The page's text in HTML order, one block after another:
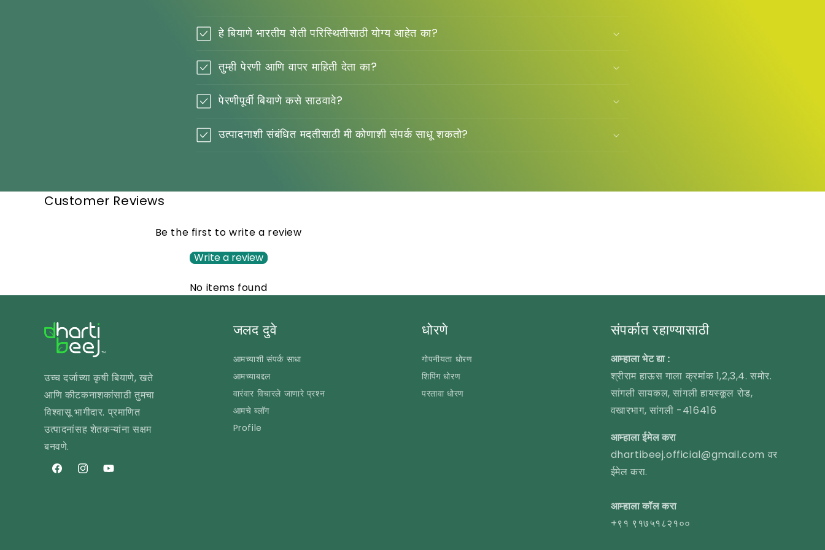
हे बियाणे भारतीय शेती परिस्थितीसाठी योग्य आहेत का?
तुम्ही पेरणी आणि वापर माहिती देता का?
पेरणीपूर्वी बियाणे कसे साठवावे?
उत्पादनाशी संबंधित मदतीसाठी मी कोणाशी संपर्क साधू शकतो?
Customer Reviews
Be the first to write a review
Write a review
No items found
उच्च दर्जाच्या कृषी बियाणे, खते
आणि कीटकनाशकांसाठी तुमचा
विश्वासू भागीदार. प्रमाणित
उत्पादनांसह शेतकऱ्यांना सक्षम
बनवणे.
फेसबुक इंस्टाग्रामयूट्यूब
जलद दुवे
आमच्याशी संपर्क साधा
आमच्याबद्दल
वारंवार विचारले जाणारे प्रश्न
आमचे ब्लॉग
Profile
धोरणे
गोपनीयता धोरण
शिपिंग धोरण
परतावा धोरण
संपर्कात रहाण्यासाठी
आम्हाला भेट द्या :
श्रीराम हाऊस गाला क्रमांक 1,2,3,4. समोर.
सांगली सायकल, सांगली हायस्कूल रोड,
वखारभाग, सांगली -416416
आम्हाला ईमेल करा
dhartibeej.official@gmail.com वर
ईमेल करा.
आम्हाला कॉल करा
+९१ ९१७५१८२१००